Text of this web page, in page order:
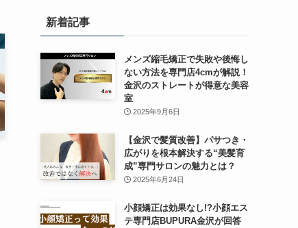
新着記事
メンズ縮毛矯正で失敗や後悔し
ない方法を専門店4cmが解説！
金沢のストレートが得意な美容
室
2025年9月6日
【金沢で髪質改善】パサつき・
広がりを根本解決する“美髪育
成”専門サロンの魅力とは？
2025年6月24日
小顔矯正は効果なし!?小顔エス
テ専門店BUPURA金沢が回答